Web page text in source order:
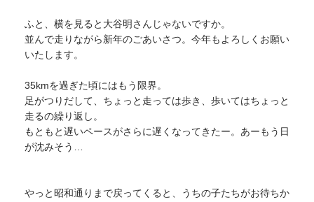
ふと、横を見ると大谷明さんじゃないですか。
並んで走りながら新年のごあいさつ。今年もよろしくお願い
いたします。
35kmを過ぎた頃にはもう限界。
足がつりだして、ちょっと走っては歩き、歩いてはちょっと
走るの繰り返し。
もともと遅いペースがさらに遅くなってきたー。あーもう日
が沈みそう…
やっと昭和通りまで戻ってくると、うちの子たちがお待ちか